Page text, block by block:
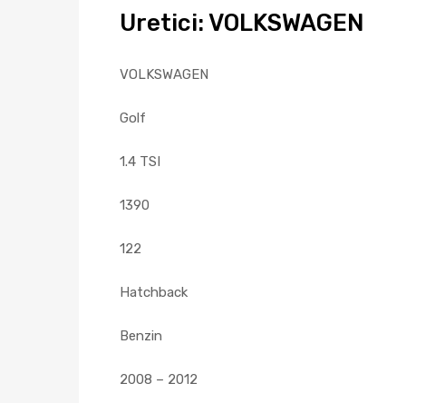
Uretici: VOLKSWAGEN
VOLKSWAGEN
Golf
1.4 TSI
1390
122
Hatchback
Benzin
2008 – 2012